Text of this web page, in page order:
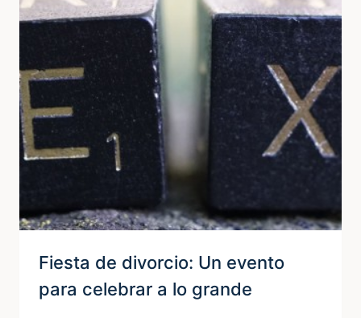
DE
BODAS?
ORIGEN,
TRADICIÓN
MATERIALES
Fiesta de divorcio: Un evento
para celebrar a lo grande